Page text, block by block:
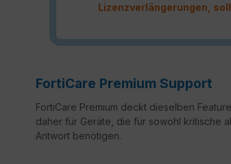
Lizenzverlängerungen,
FortiCare Premium Support
FortiCare Premium deckt dieselben
daher für Geräte, die für sowohl kritische
Antwort benötigen.